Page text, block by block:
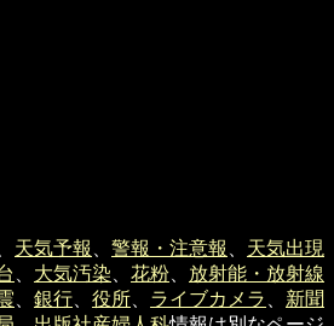
天気予報 警報・注意報
天気出現
大気汚染 花粉
放射能・放射線
銀行 役所 ライブカメラ
新聞